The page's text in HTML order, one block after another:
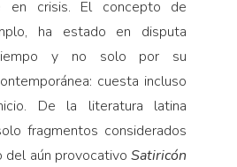
en crisis. El concepto de
ha estado en disputa
y no solo por su
cuesta incluso
De la literatura latina
fragmentos considerados
del aún provocativoSatiricón